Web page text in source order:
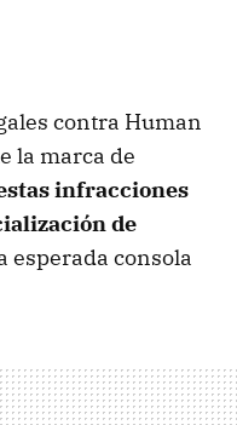
contra Human
la marca de
infracciones
de
esperada consola